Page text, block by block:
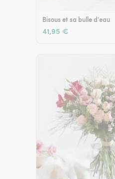
Bisous et sa bulle d'eau
41,95 €